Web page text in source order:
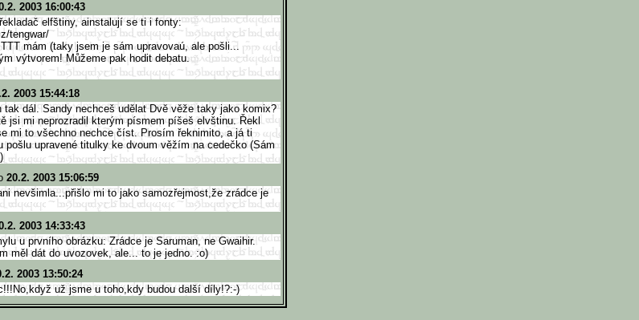
2003 16:00:43
elfštiny, ainstalují se ti i fonty:
tengwar/
mám (taky jsem je sám upravovaú, ale pošli...
výtvorem! Můžeme pak hodit debatu.
2003 15:44:18
tak dál. Sandy nechceš udělat Dvě věže taky jako komix?
jsi mi neprozradil kterým písmem píšeš elvštinu. Řekl
mi to všechno nechce číst. Prosím řeknimito, a já ti
pošlu upravené titulky ke dvoum věžím na cedečko (Sám
20.2. 2003 15:06:59
nevšimla...přišlo mi to jako samozřejmost,že zrádce je
2003 14:33:43
u prvního obrázku: Zrádce je Saruman, ne Gwaihir.
měl dát do uvozovek, ale... to je jedno. :o)
2003 13:50:24
už jsme u toho,kdy budou další díly!?:-)